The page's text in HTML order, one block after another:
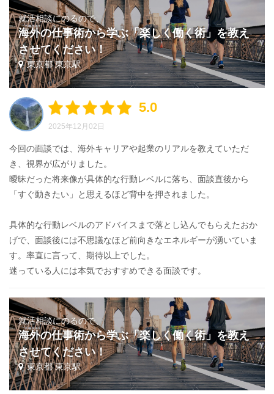
就活相談にのるので、
海外の仕事術から学ぶ「楽しく働く術」を教え
させてください！
東京都 東京駅
5.0
2025年12月02日
今回の面談では、海外キャリアや起業のリアルを教えていただ
き、視界が広がりました。
曖昧だった将来像が具体的な行動レベルに落ち、面談直後から
「すぐ動きたい」と思えるほど背中を押されました。
具体的な行動レベルのアドバイスまで落とし込んでもらえたおか
げで、面談後には不思議なほど前向きなエネルギーが湧いていま
す。率直に言って、期待以上でした。
迷っている人には本気でおすすめできる面談です。
就活相談にのるので、
海外の仕事術から学ぶ「楽しく働く術」を教え
させてください！
東京都 東京駅